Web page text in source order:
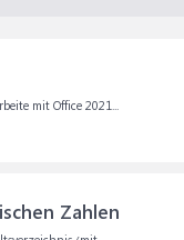
mit Office 2021...
Zahlen